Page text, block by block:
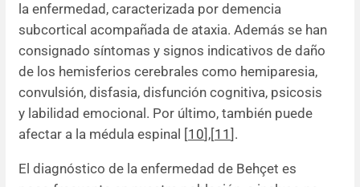
la enfermedad, caracterizada por demencia
subcortical acompañada de ataxia. Además se han
consignado síntomas y signos indicativos de daño
de los hemisferios cerebrales como hemiparesia,
convulsión, disfasia, disfunción cognitiva, psicosis
y labilidad emocional. Por último, también puede
afectar a la médula espinal [10],[11 ].
El diagnóstico de la enfermedad de Behçet es